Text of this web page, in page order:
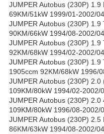
JUMPER Autobus (230P)
69KM/51kW 1999/01-2002/04
JUMPER Autobus (230P)
90KM/66kW 1994/08-2002/04
JUMPER Autobus (230P)
92KM/68kW 1994/02-2002/04
JUMPER Autobus (230P)
1905ccm 92KM/68kW 1996/
JUMPER Autobus (230P)
109KM/80kW 1994/02-2002/
JUMPER Autobus (230P)
109KM/80kW 1996/08-2002/
JUMPER Autobus (230P)
86KM/63kW 1994/08-2002/04